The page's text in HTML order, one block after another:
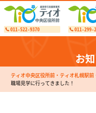
011-522-9370 011-299-
お
ティオ中央区役所前・ティオ札幌駅前
職場見学に行ってきました！